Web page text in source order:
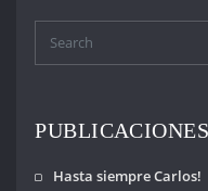
Hasta siempre Carlos!